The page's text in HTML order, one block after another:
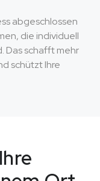
abgeschlossen
die individuell
Das schafft mehr
schützt Ihre